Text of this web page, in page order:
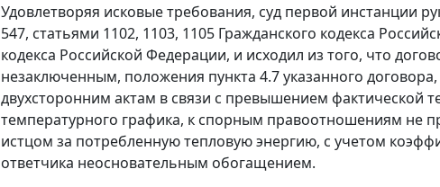
Удовлетворяя исковые требования, суд первой инстанции
547, статьями 1102, 1103, 1105 Гражданского кодекса
кодекса Российской Федерации, и исходил из того, что
незаключенным, положения пункта 4.7 указанного
двухсторонним актам в связи с превышением фактической
температурного графика, к спорным правоотношениям не
истцом за потребленную тепловую энергию, с учетом
ответчика неосновательным обогащением.